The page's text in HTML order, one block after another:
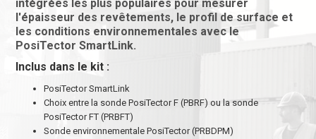
intégrées les plus populaires pour mesurer
l'épaisseur des revêtements, le profil de surface et
les conditions environnementales avec le
PosiTector SmartLink.
Inclus dans le kit :
PosiTector SmartLink
Choix entre la sonde PosiTector F (PBRF) ou la sonde
PosiTector FT (PRBFT)
Sonde environnementale PosiTector (PRBDPM)